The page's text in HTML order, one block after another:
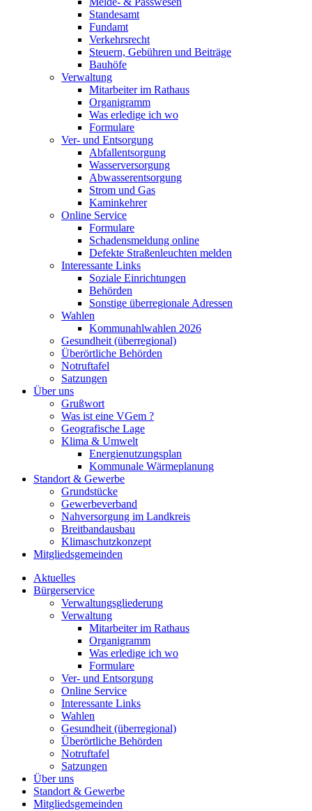
Standesamt
Fundamt
Verkehrsrecht
Steuern, Gebühren und Beiträge
Bauhöfe
Verwaltung
Mitarbeiter im Rathaus
Organigramm
Was erledige ich wo
Formulare
Ver- und Entsorgung
Abfallentsorgung
Wasserversorgung
Abwasserentsorgung
Strom und Gas
Kaminkehrer
Online Service
Formulare
Schadensmeldung online
Defekte Straßenleuchten melden
Interessante Links
Soziale Einrichtungen
Behörden
Sonstige überregionale Adressen
Wahlen
Kommunahlwahlen 2026
Gesundheit (überregional)
Überörtliche Behörden
Notruftafel
Satzungen
Über uns
Grußwort
Was ist eine VGem ?
Geografische Lage
Klima & Umwelt
Energienutzungsplan
Kommunale Wärmeplanung
Standort & Gewerbe
Grundstücke
Gewerbeverband
Nahversorgung im Landkreis
Breitbandausbau
Klimaschutzkonzept
Mitgliedsgemeinden
Aktuelles
Bürgerservice
Verwaltungsgliederung
Verwaltung
Mitarbeiter im Rathaus
Organigramm
Was erledige ich wo
Formulare
Ver- und Entsorgung
Online Service
Interessante Links
Wahlen
Gesundheit (überregional)
Überörtliche Behörden
Notruftafel
Satzungen
Über uns
Standort & Gewerbe
Mitgliedsgemeinden